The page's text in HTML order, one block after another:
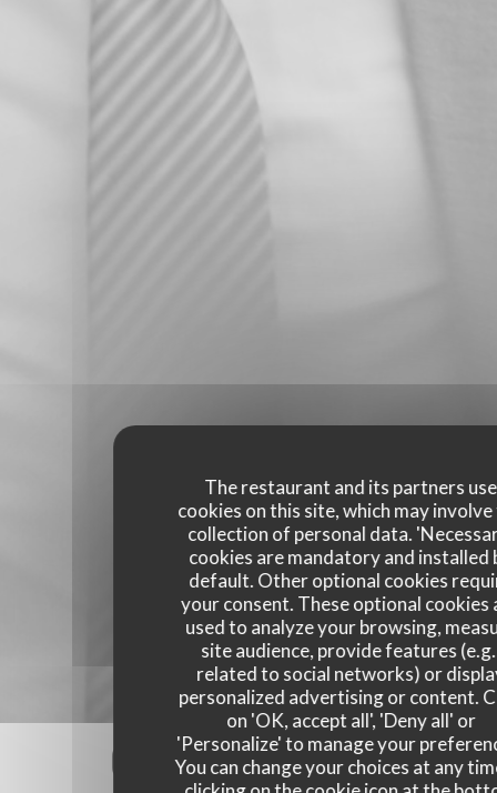
The restaurant and its partners use
cookies on this site, which may
collection of personal data.
cookies are mandatory and installed
default. Other optional cookies
your consent. These optional cookies
used to analyze your browsing,
site audience, provide features
related to social networks) or
personalized advertising or content.
on 'OK, accept all', 'Deny all' or
'Personalize' to manage your
You can change your choices at any
Our customer ratings